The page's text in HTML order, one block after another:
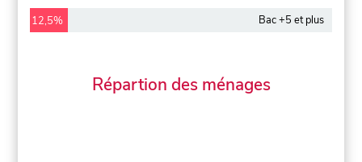
12,5% Bac +5 et plus
Répartion des ménages